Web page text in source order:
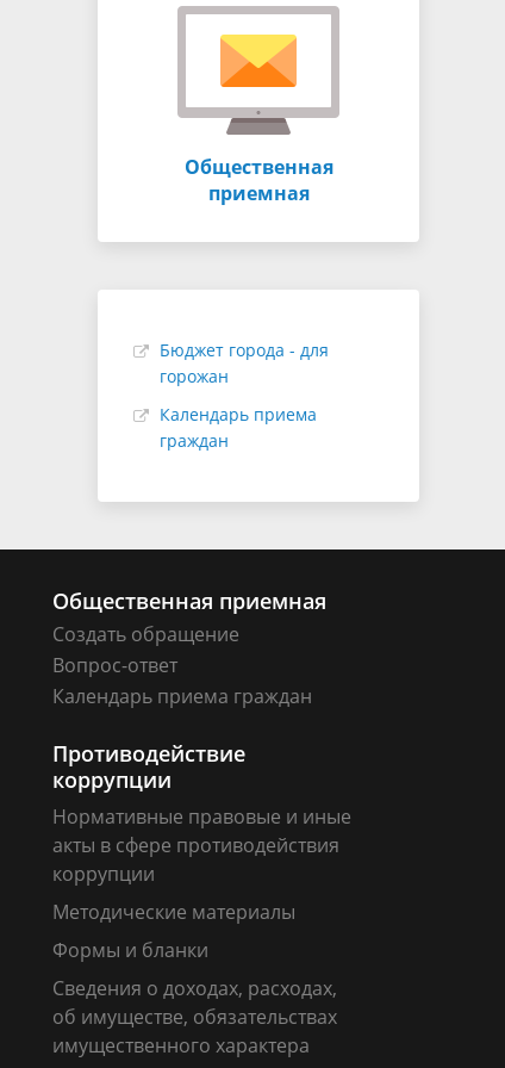
Общественная
приемная
Бюджет города - для
горожан
Календарь приема
граждан
Общественная приемная
Создать обращение
Вопрос-ответ
Календарь приема граждан
Противодействие
коррупции
Нормативные правовые и иные
акты в сфере противодействия
коррупции
Методические материалы
Формы и бланки
Сведения о доходах, расходах,
об имуществе, обязательствах
имущественного характера